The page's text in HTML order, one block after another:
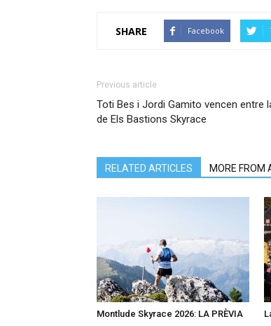
SHARE Facebook
Previous article
Toti Bes i Jordi Gamito vencen entre
de Els Bastions Skyrace
RELATED ARTICLES MORE FROM
Montlude Skyrace 2026: LA PRÈVIA